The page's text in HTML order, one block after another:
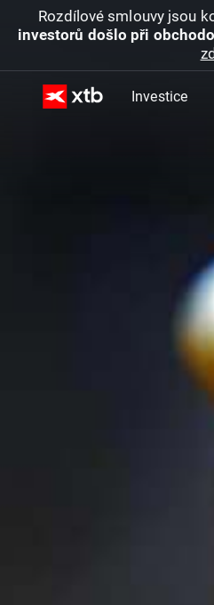
Rozdílové smlouvy jsou
investorů došlo při
Investice